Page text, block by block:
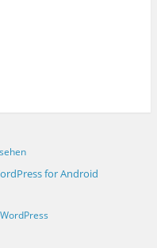
for Android